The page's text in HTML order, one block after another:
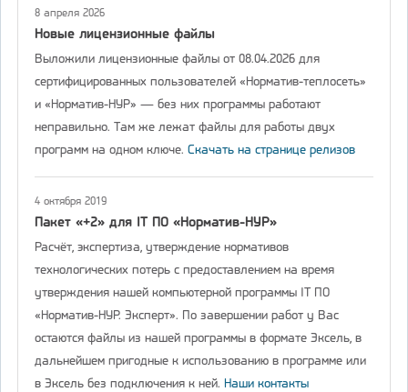
8 апреля 2026
Новые лицензионные файлы
Выложили лицензионные файлы от 08.04.2026 для
сертифицированных пользователей «Норматив-теплосеть»
и «Норматив-НУР» — без них программы работают
неправильно. Там же лежат файлы для работы двух
программ на одном ключе. Скачать на странице релизов
4 октября 2019
Пакет «+2» для IT ПО «Норматив-НУР»
Расчёт, экспертиза, утверждение нормативов
технологических потерь с предоставлением на время
утверждения нашей компьютерной программы IT ПО
«Норматив-НУР. Эксперт». По завершении работ у Вас
остаются файлы из нашей программы в формате Эксель, в
дальнейшем пригодные к использованию в программе или
в Эксель без подключения к ней. Наши контакты